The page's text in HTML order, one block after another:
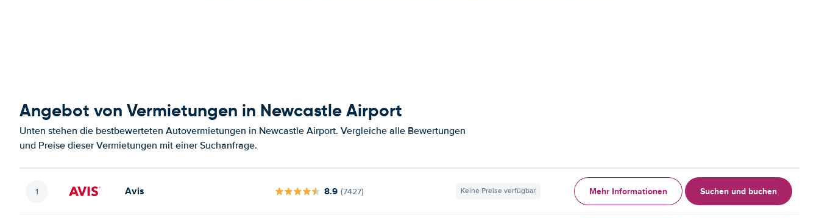
Angebot von Vermietungen in Newcastle Airport
Unten stehen die bestbewerteten Autovermietungen in Newcastle Airport. Vergleiche alle Bewertungen
und Preise dieser Vermietungen mit einer Suchanfrage.
Avis 8.9 (7427) Keine Preise verfügbar Mehr Informationen Suchen und buchen